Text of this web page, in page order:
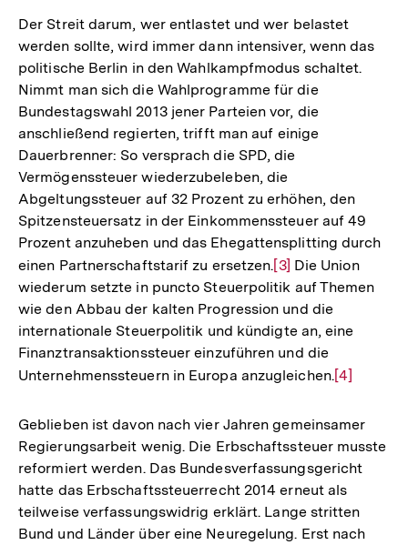
Der Streit darum, wer entlastet und wer belastet
werden sollte, wird immer dann intensiver, wenn das
politische Berlin in den Wahlkampfmodus schaltet.
Nimmt man sich die Wahlprogramme für die
Bundestagswahl 2013 jener Parteien vor, die
anschließend regierten, trifft man auf einige
Dauerbrenner: So versprach die SPD, die
Vermögenssteuer wiederzubeleben, die
Abgeltungssteuer auf 32 Prozent zu erhöhen, den
Spitzensteuersatz in der Einkommenssteuer auf 49
Prozent anzuheben und das Ehegattensplitting durch
einen Partnerschaftstarif zu ersetzen.Zur
Auflösung
der
Fußnote
[3] Die Union
wiederum setzte in puncto Steuerpolitik auf Themen
wie den Abbau der kalten Progression und die
internationale Steuerpolitik und kündigte an, eine
Finanztransaktionssteuer einzuführen und die
Unternehmenssteuern in Europa anzugleichen.Zur
der
Fußnote
[4]
Geblieben ist davon nach vier Jahren gemeinsamer
Regierungsarbeit wenig. Die Erbschaftssteuer musste
reformiert werden. Das Bundesverfassungsgericht
hatte das Erbschaftssteuerrecht 2014 erneut als
teilweise verfassungswidrig erklärt. Lange stritten
Bund und Länder über eine Neuregelung. Erst nach